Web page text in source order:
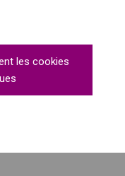
les cookies